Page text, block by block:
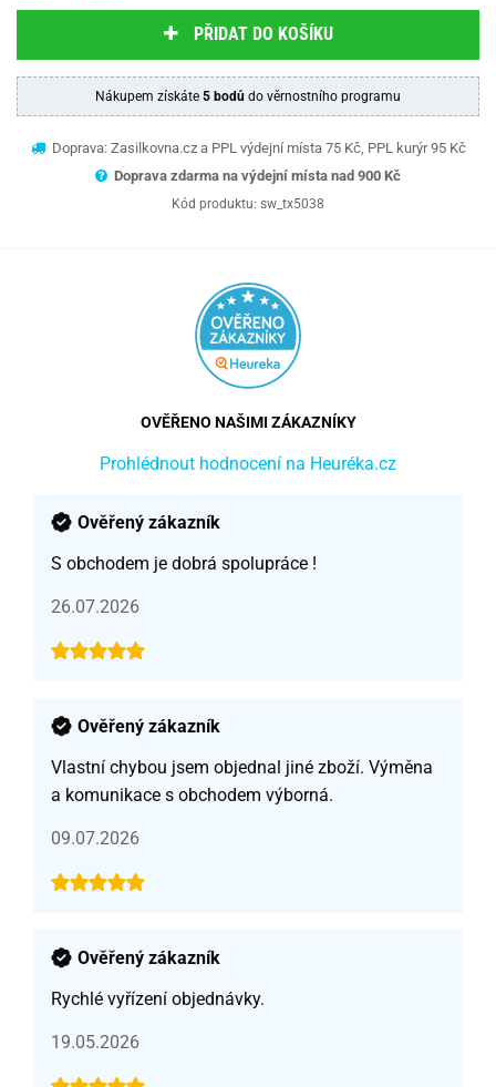
PŘIDAT DO KOŠÍKU
Nákupem získáte 5 bodů do věrnostního programu
Doprava: Zasilkovna.cz a PPL výdejní místa 75 Kč, PPL kurýr 95 Kč
Doprava zdarma na výdejní místa nad 900 Kč
Kód produktu: sw_tx5038
OVĚŘENO NAŠIMI ZÁKAZNÍKY
Prohlédnout hodnocení na Heuréka.cz
Ověřený zákazník
S obchodem je dobrá spolupráce !
26.07.2026
Ověřený zákazník
Vlastní chybou jsem objednal jiné zboží. Výměna
a komunikace s obchodem výborná.
09.07.2026
Ověřený zákazník
Rychlé vyřízení objednávky.
19.05.2026